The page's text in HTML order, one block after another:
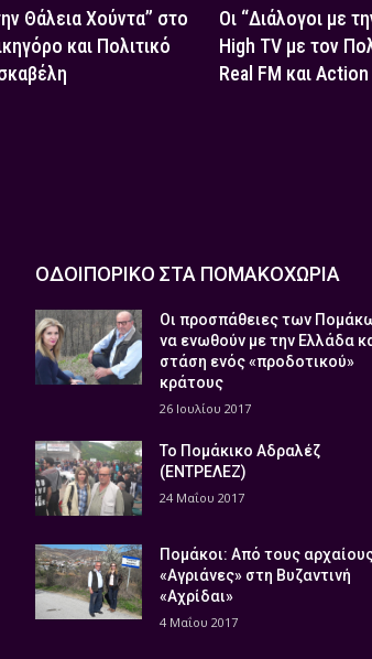
Θάλεια Χούντα” στο
και Πολιτικό
Οι “Διάλογοι με
High TV με τον
Real FM και
ΟΔΟΙΠΟΡΙΚΟ ΣΤΑ ΠΟΜΑΚΟΧΩΡΙΑ
Οι προσπάθειες των
να ενωθούν με την Ελλάδα
στάση ενός «προδοτικού»
κράτους
26 Ιουλίου 2017
Το Πομάκικο Αδραλέζ
(ΕΝΤΡΕΛΕΖ)
24 Μαΐου 2017
Πομάκοι: Από τους
«Αγριάνες» στη Βυζαντινή
«Αχρίδαι»
4 Μαΐου 2017